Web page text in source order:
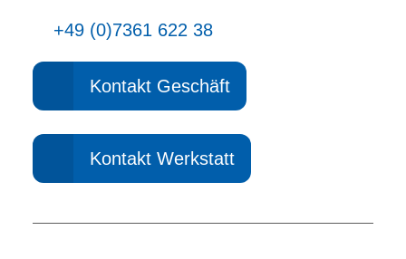
+49 (0)7361 622 38
Kontakt Geschäft
Kontakt Werkstatt